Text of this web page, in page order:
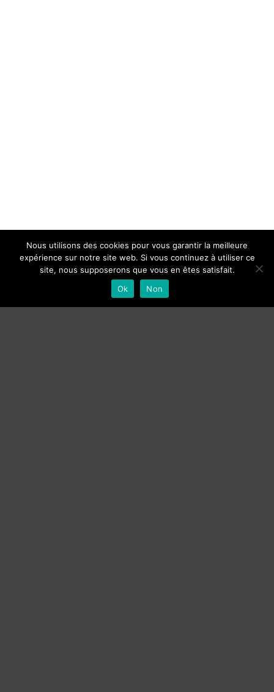
Nous utilisons des cookies pour vous garantir la meilleure
expérience sur notre site web. Si vous continuez à utiliser ce
site, nous supposerons que vous en êtes satisfait.
Ok
Non